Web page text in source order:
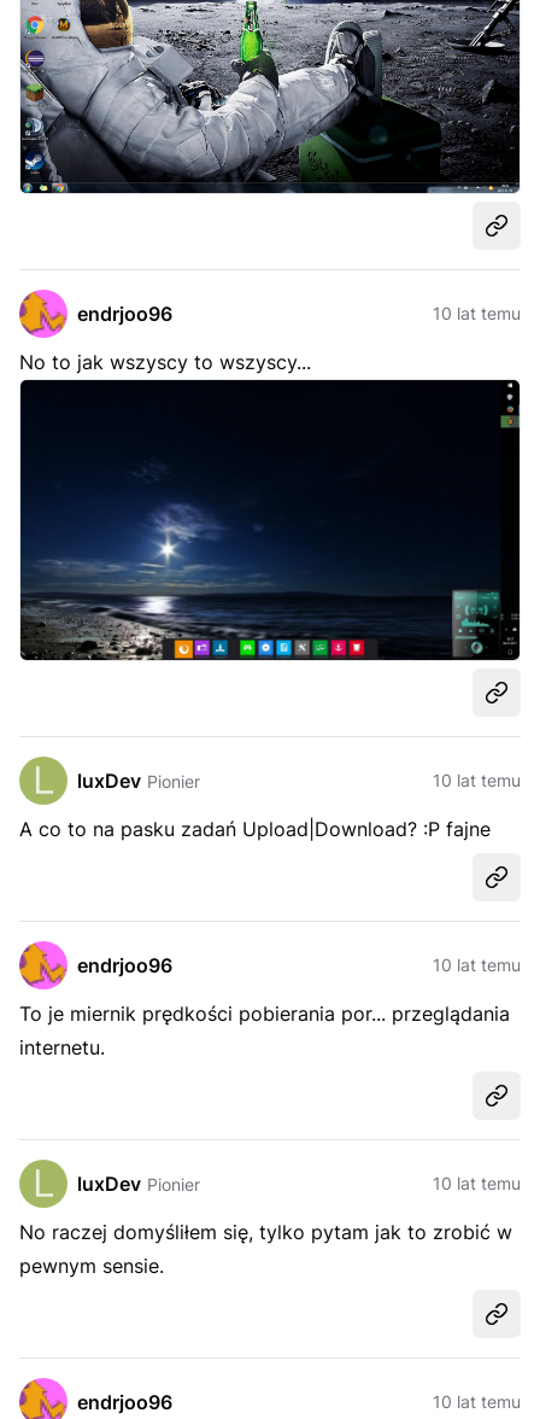
endrjoo96 10 lat temu
No to jak wszyscy to wszyscy...
luxDev Pionier 10 lat temu
A co to na pasku zadań Upload|Download? :P fajne
endrjoo96 10 lat temu
To je miernik prędkości pobierania por... przeglądania
internetu.
luxDev Pionier 10 lat temu
No raczej domyśliłem się, tylko pytam jak to zrobić w
pewnym sensie.
endrjoo96 10 lat temu